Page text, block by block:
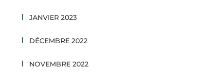
JANVIER 2023
DÉCEMBRE 2022
NOVEMBRE 2022